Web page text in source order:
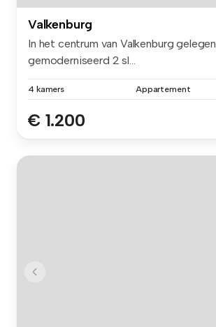
Valkenburg
In het centrum van Valkenburg gelegen
gemoderniseerd 2 sl...
4 kamers Appartement
€ 1.200